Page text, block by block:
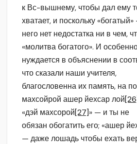
к Вс-вышнему, чтобы дал ему
хватает, и поскольку
него нет недостатка ни в чем,
«молитва богатого». И
нуждается в объяснении в
что сказали наши учителя,
благословенна их память, на
махсойрой ашер йехсар лой
«дэй махсорой[27]» — и ты не
обязан обогатить его; «ашер
— даже лошадь чтобы ехать